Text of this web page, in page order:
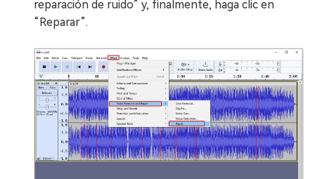
reparación de ruido” y, finalmente, haga clic en
“Reparar”.